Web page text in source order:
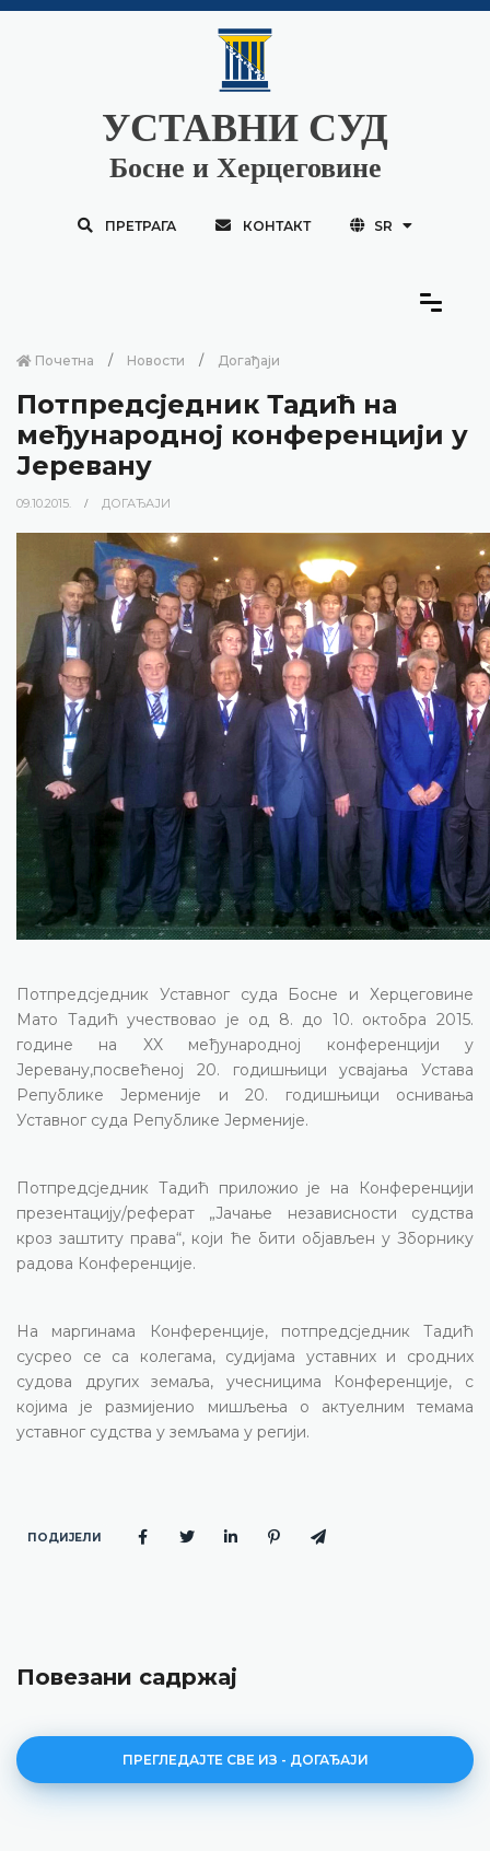
УСТАВНИ СУД
Босне и Херцеговине
ПРЕТРАГА КОНТАКТ SR
Почетна Новости Догађаји
Потпредсједник Тадић на
међународној конференцији у
Јеревану
09.10.2015. ДОГАЂАЈИ
Потпредсједник Уставног суда Босне и Херцеговине
Мато Тадић учествовао је од 8. до 10. октобра 2015.
године на XX међународној конференцији у
Јеревану,посвећеној 20. годишњици усвајања Устава
Републике Јерменије и 20. годишњици оснивања
Уставног суда Републике Јерменије.
Потпредсједник Тадић приложио је на Конференцији
презентацију/реферат „Јачање независности судства
кроз заштиту права“, који ће бити објављен у Зборнику
радова Конференције.
На маргинама Конференције, потпредсједник Тадић
сусрео се са колегама, судијама уставних и сродних
судова других земаља, учесницима Конференције, с
којима је размијенио мишљења о актуелним темама
уставног судства у земљама у регији.
ПОДИЈЕЛИ
Повезани садржај
ПРЕГЛЕДАЈТЕ СВЕ ИЗ - ДОГАЂАЈИ